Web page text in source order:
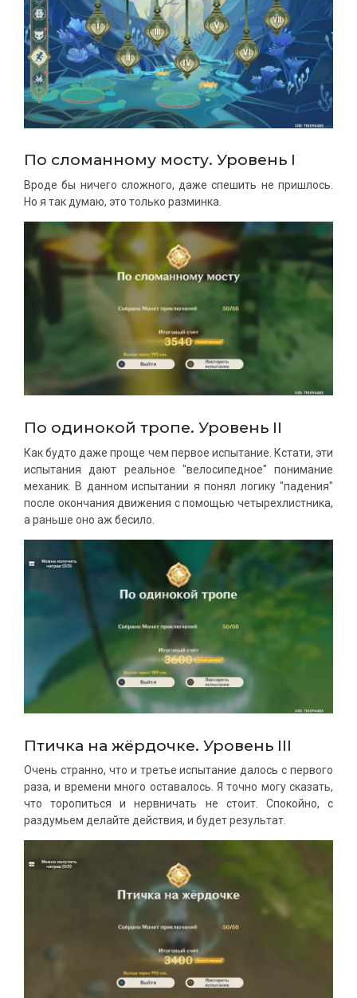
По сломанному мосту. Уровень I
Вроде бы ничего сложного, даже спешить не пришлось.
Но я так думаю, это только разминка.
По одинокой тропе. Уровень II
Как будто даже проще чем первое испытание. Кстати, эти
испытания дают реальное "велосипедное" понимание
механик. В данном испытании я понял логику "падения"
после окончания движения с помощью четырехлистника,
а раньше оно аж бесило.
Птичка на жёрдочке. Уровень III
Очень странно, что и третье испытание далось с первого
раза, и времени много оставалось. Я точно могу сказать,
что торопиться и нервничать не стоит. Спокойно, с
раздумьем делайте действия, и будет результат.